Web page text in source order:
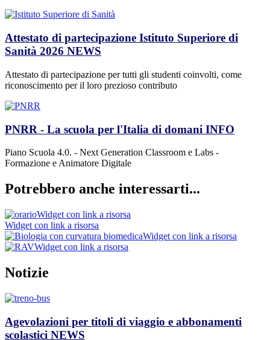
Attestato di partecipazione Istituto Superiore di
Sanità 2026 NEWS
Attestato di partecipazione per tutti gli studenti coinvolti, come
riconoscimento per il loro prezioso contributo
PNRR - La scuola per l'Italia di domani INFO
Piano Scuola 4.0. - Next Generation Classroom e Labs -
Formazione e Animatore Digitale
Potrebbero anche interessarti...
Widget con link a risorsa
Widget con link a risorsa
Widget con link a risorsa
Widget con link a risorsa
Notizie
Agevolazioni per titoli di viaggio e abbonamenti
scolastici NEWS